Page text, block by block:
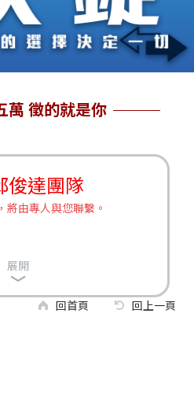
萬 徵的就是你
展開
俊達團隊
將由專人與您聯繫。
回首頁 回上一頁